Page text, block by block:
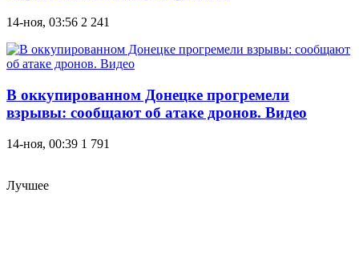
14-ноя, 03:56 2 241
В оккупированном Донецке прогремели
взрывы: сообщают об атаке дронов. Видео
14-ноя, 00:39 1 791
Лучшее